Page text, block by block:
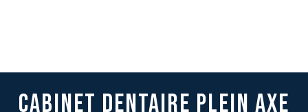
CABINET DENTAIRE PLEIN AXE